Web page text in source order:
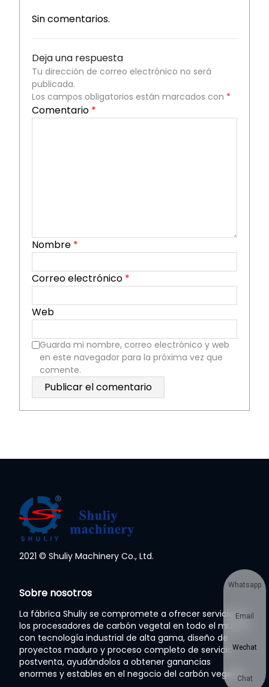
Sin comentarios.
Deja una respuesta
Tu dirección de correo electrónico no será
publicada.
Los campos obligatorios están marcados con *
Comentario *
Nombre *
Correo electrónico *
Web
Guarda mi nombre, correo electrónico y web
en este navegador para la próxima vez que
comente.
2021 © Shuliy Machinery Co., Ltd.
Sobre nosotros
La fábrica Shuliy se compromete a ofrecer servicios a
los procesadores de carbón vegetal en todo el mundo
con tecnología industrial de alta gama, diseño de
proyectos maduro y proceso completo de servicio
postventa, ayudándolos a obtener ganancias
enormes y estables en el negocio del carbón vegetal.
Whatsapp
Email
Wechat
Chat